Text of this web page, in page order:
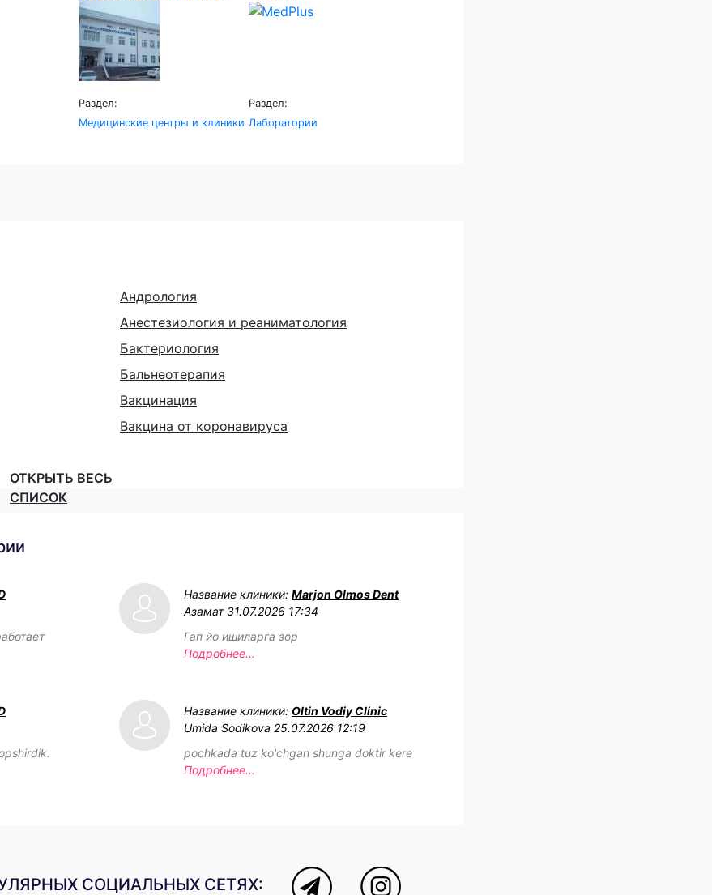
Раздел:
Медицинские центры и клиники
Раздел:
Лаборатории
Андрология
Анестезиология и реаниматология
Бактериология
Бальнеотерапия
Вакцинация
Вакцина от коронавируса
ОТКРЫТЬ ВЕСЬ
СПИСОК
Название клиники: Marjon Olmos Dent
Азамат 31.07.2026 17:34
Гап йо ишиларга зор
Подробнее...
Название клиники: Oltin Vodiy Clinic
Umida Sodikova 25.07.2026 12:19
pochkada tuz ko'chgan shunga doktir kere
Подробнее...
СОЦИАЛЬНЫХ СЕТЯХ: